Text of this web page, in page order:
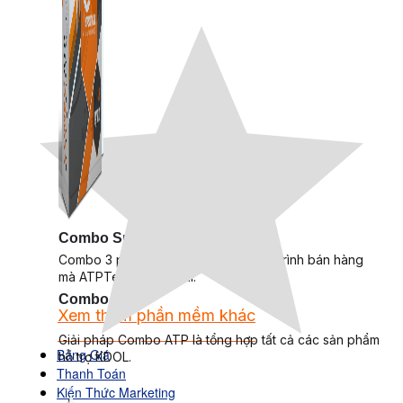
Combo Special
Combo 3 phần mềm tự chọn: chương trình bán hàng
mà ATPTeam triển khai.
Xem thêm phần mềm khác
Xem thêm phần mềm khác
Bảng Giá
Thanh Toán
Kiến Thức Marketing
Combo ATP
Giải pháp Combo ATP là tổng hợp tất cả các sản phẩm
hỗ trợ KDOL.